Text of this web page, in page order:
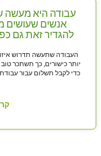
עבודה היא מעשה
אנשים שעושים
להגדיר זאת גם
העבודה שתעשה תדרוש
יותר כישורים, כך תשתכר
כדי לקבל תשלום עבור